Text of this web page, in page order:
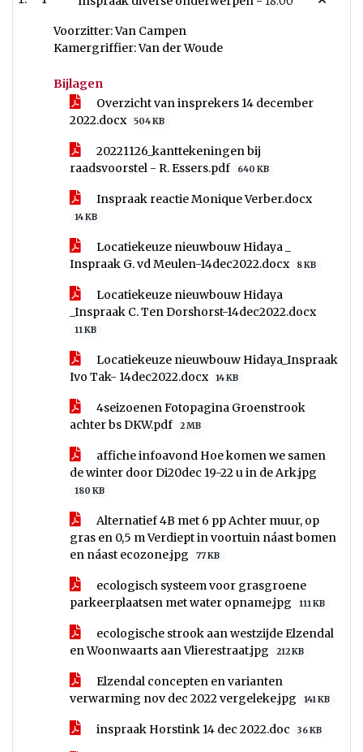
Voorzitter: Van Campen
Kamergriffier: Van der Woude
Bijlagen
Overzicht van insprekers 14 december
2022.docx
504 KB
20221126_kanttekeningen bij
raadsvoorstel - R. Essers.pdf
640 KB
Inspraak reactie Monique Verber.docx
14 KB
Locatiekeuze nieuwbouw Hidaya _
Inspraak G. vd Meulen-14dec2022.docx
8 KB
Locatiekeuze nieuwbouw Hidaya
_Inspraak C. Ten Dorshorst-14dec2022.docx
11 KB
Locatiekeuze nieuwbouw Hidaya_Inspraak
Ivo Tak- 14dec2022.docx
14 KB
4seizoenen Fotopagina Groenstrook
achter bs DKW.pdf
2 MB
affiche infoavond Hoe komen we samen
de winter door Di20dec 19-22 u in de Ark.jpg
180 KB
Alternatief 4B met 6 pp Achter muur, op
gras en 0,5 m Verdiept in voortuin náast bomen
en náast ecozone.jpg
77 KB
ecologisch systeem voor grasgroene
parkeerplaatsen met water opname.jpg
111 KB
ecologische strook aan westzijde Elzendal
en Woonwaarts aan Vlierestraat.jpg
212 KB
Elzendal concepten en varianten
verwarming nov dec 2022 vergeleke.jpg
141 KB
inspraak Horstink 14 dec 2022.doc 36 KB